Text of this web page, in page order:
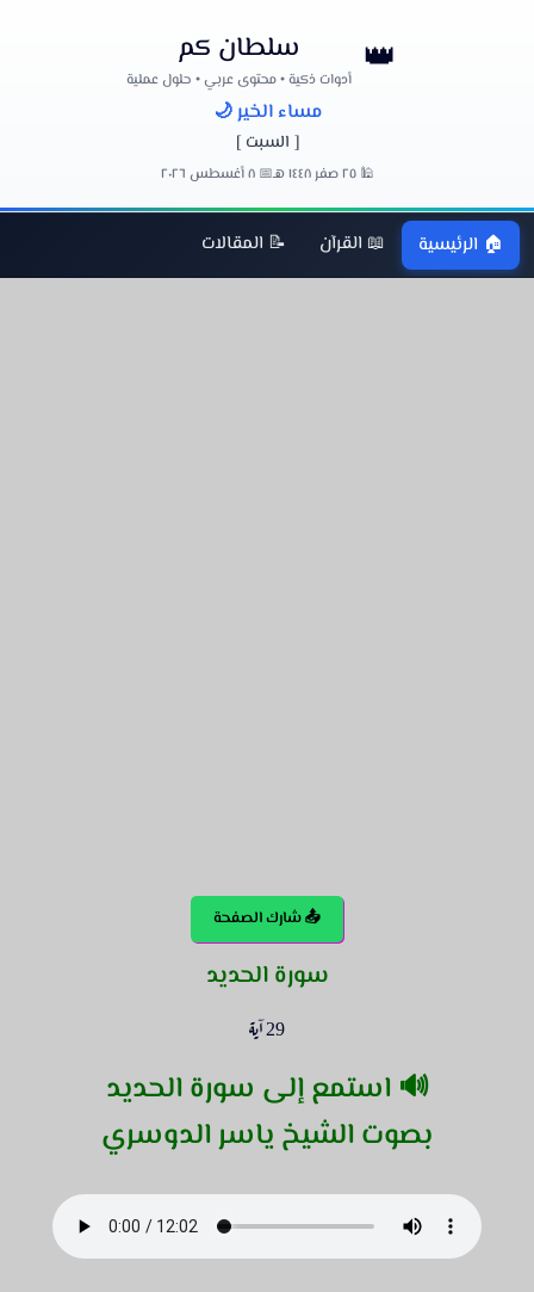
👑 سلطان كم
أدوات ذكية • محتوى عربي • حلول عملية
مساء الخير 🌙
[ السبت ]
🕌 ٢٥ صفر ١٤٤٨ هـ 📅 ٨ أغسطس ٢٠٢٦
🏠 الرئيسية 📖 القرآن 📝 المقالات
📤 شارك الصفحة
سورة الحديد
29 آية
🔊 استمع إلى سورة الحديد
بصوت الشيخ ياسر الدوسري